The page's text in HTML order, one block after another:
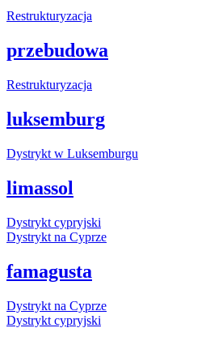
Restrukturyzacja
przebudowa
Restrukturyzacja
luksemburg
Dystrykt w Luksemburgu
limassol
Dystrykt cypryjski
Dystrykt na Cyprze
famagusta
Dystrykt na Cyprze
Dystrykt cypryjski